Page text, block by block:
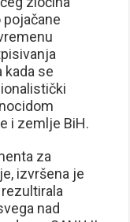
pojačane
se
i zemlje BiH.
za
izvršena je
nad